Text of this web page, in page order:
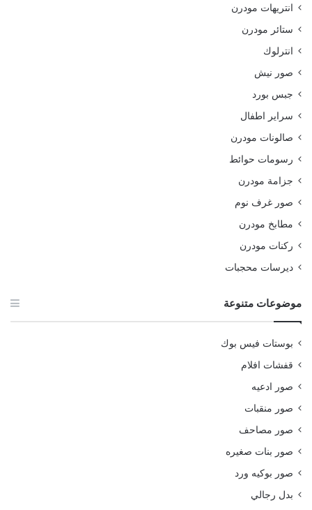
انتريهات مودرن
ستائر مودرن
انترلوك
صور نيش
جبس بورد
سراير اطفال
صالونات مودرن
رسومات حوائط
جزامة مودرن
صور غرف نوم
مطابخ مودرن
ركنات مودرن
ديرسات محجبات
موضوعات متنوعة
بوستات فيس بوك
قفشات افلام
صور ادعيه
صور منقبات
صور مصاحف
صور بنات صغيره
صور بوكيه ورد
بدل رجالي